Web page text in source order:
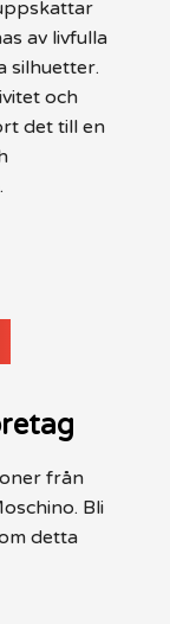
av livfulla
silhuetter.
och
det till en
från
Bli
detta